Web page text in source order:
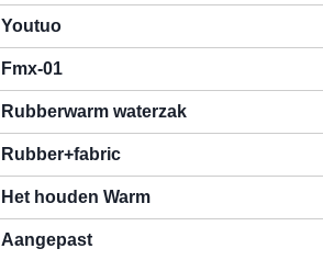
Youtuo
Fmx-01
Rubberwarm waterzak
Rubber+fabric
Het houden Warm
Aangepast